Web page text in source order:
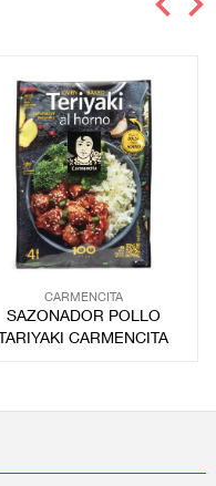
CARMENCITA
SAZONADOR POLLO
TARIYAKI CARMENCITA